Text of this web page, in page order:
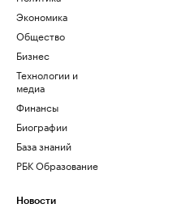
Экономика
Общество
Бизнес
Технологии и
медиа
Финансы
Биографии
База знаний
РБК Образование
Новости